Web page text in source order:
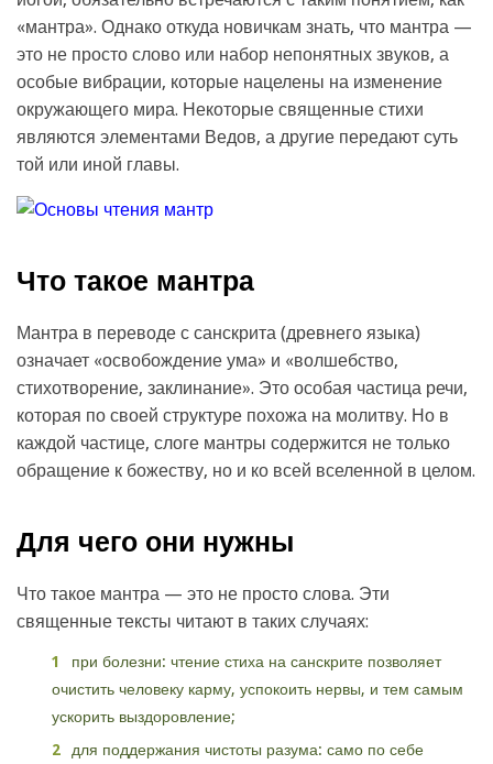
«мантра». Однако откуда новичкам знать, что мантра —
это не просто слово или набор непонятных звуков, а
особые вибрации, которые нацелены на изменение
окружающего мира. Некоторые священные стихи
являются элементами Ведов, а другие передают суть
той или иной главы.
Что такое мантра
Мантра в переводе с санскрита (древнего языка)
означает «освобождение ума» и «волшебство,
стихотворение, заклинание». Это особая частица речи,
которая по своей структуре похожа на молитву. Но в
каждой частице, слоге мантры содержится не только
обращение к божеству, но и ко всей вселенной в целом.
Для чего они нужны
Что такое мантра — это не просто слова. Эти
священные тексты читают в таких случаях:
при болезни: чтение стиха на санскрите позволяет
очистить человеку карму, успокоить нервы, и тем самым
ускорить выздоровление;
для поддержания чистоты разума: само по себе